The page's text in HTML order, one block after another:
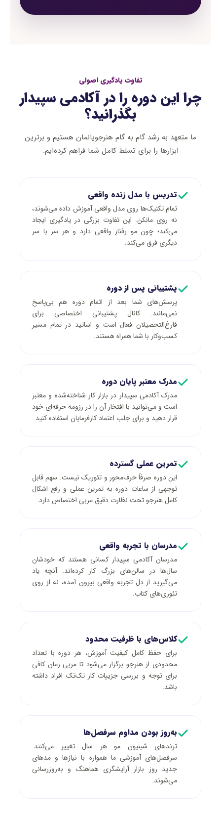
تفاوت یادگیری اصولی
چرا این دوره را در آکادمی سپیدار
بگذرانید؟
ما متعهد به رشد گام به گام هنرجویانمان هستیم و برترین
ابزارها را برای تسلط کامل شما فراهم کرده‌ایم.
تدریس با مدل زنده واقعی
تمام تکنیک‌ها روی مدل واقعی آموزش داده می‌شوند،
نه روی مانکن. این تفاوت بزرگی در یادگیری ایجاد
می‌کند؛ چون مو رفتار واقعی دارد و هر سر با سر
دیگری فرق می‌کند.
پشتیبانی پس از دوره
پرسش‌های شما بعد از اتمام دوره هم بی‌پاسخ
نمی‌مانند. کانال پشتیبانی اختصاصی برای
فارغ‌التحصیلان فعال است و اساتید در تمام مسیر
کسب‌وکار با شما همراه هستند.
مدرک معتبر پایان دوره
مدرک آکادمی سپیدار در بازار کار شناخته‌شده و معتبر
است و می‌توانید با افتخار آن را در رزومه حرفه‌ای خود
قرار دهید و برای جلب اعتماد کارفرمایان استفاده کنید.
تمرین عملی گسترده
این دوره صرفاً حرف‌محور و تئوریک نیست. سهم قابل
توجهی از ساعات دوره به تمرین عملی و رفع اشکال
کامل هنرجو تحت نظارت دقیق مربی اختصاص دارد.
مدرسان با تجربه واقعی
مدرسان آکادمی سپیدار کسانی هستند که خودشان
سال‌ها در سالن‌های بزرگ کار کرده‌اند. آنچه یاد
می‌گیرید از دل تجربه واقعی بیرون آمده، نه از روی
تئوری‌های کتاب.
کلاس‌های با ظرفیت محدود
برای حفظ کامل کیفیت آموزش، هر دوره با تعداد
محدودی از هنرجو برگزار می‌شود تا مربی زمان کافی
برای توجه و بررسی جزییات کار تک‌تک افراد داشته
باشد.
به‌روز بودن مداوم سرفصل‌ها
ترندهای شینیون مو هر سال تغییر می‌کنند.
سرفصل‌های آموزشی ما همواره با نیازها و مدهای
جدید روز بازار آرایشگری هماهنگ و به‌روزرسانی
می‌شوند.